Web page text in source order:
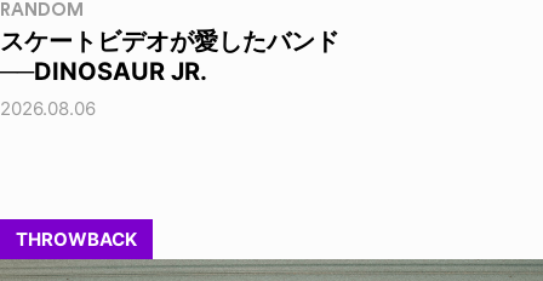
RANDOM
スケートビデオが愛したバンド
──DINOSAUR JR.
2026.08.06
THROWBACK